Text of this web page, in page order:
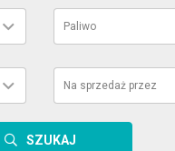
Paliwo
Na sprzedaż przez
SZUKAJ